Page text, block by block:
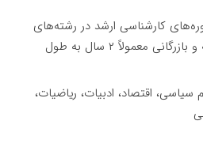
کارشناسی ارشد در رشته‌های
علوم انسانی، علوم پایه و بازرگانی معمولاً ۲ سال به طول
سیاسی، اقتصاد، ادبیات، ریاضیات،